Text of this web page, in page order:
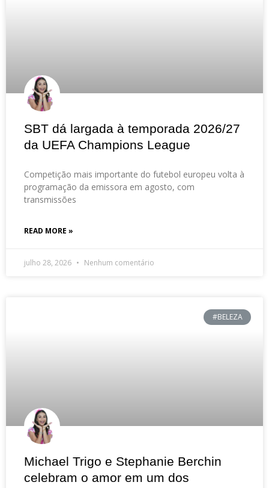
SBT dá largada à temporada 2026/27
da UEFA Champions League
Competição mais importante do futebol europeu volta à
programação da emissora em agosto, com
transmissões
READ MORE »
julho 28, 2026 Nenhum comentário
#BELEZA
Michael Trigo e Stephanie Berchin
celebram o amor em um dos